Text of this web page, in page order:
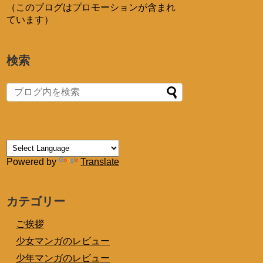
（このブログはプロモーションが含まれ
ています）
検索
Powered by Translate
カテゴリー
ご挨拶
少女マンガのレビュー
少年マンガのレビュー